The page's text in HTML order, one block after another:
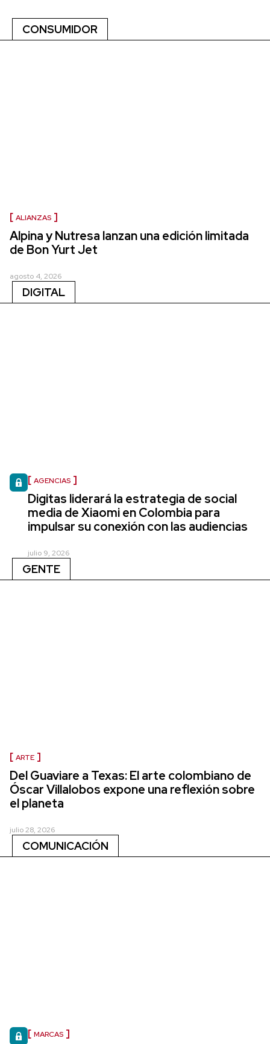
CONSUMIDOR
ALIANZAS
Alpina y Nutresa lanzan una edición limitada
de Bon Yurt Jet
agosto 4, 2026
DIGITAL
AGENCIAS
Digitas liderará la estrategia de social
media de Xiaomi en Colombia para
impulsar su conexión con las audiencias
julio 9, 2026
GENTE
ARTE
Del Guaviare a Texas: El arte colombiano de
Óscar Villalobos expone una reflexión sobre
el planeta
julio 28, 2026
COMUNICACIÓN
MARCAS